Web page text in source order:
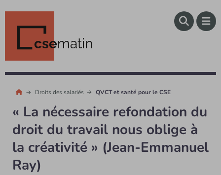
csematin
Droits des salariés QVCT et santé pour le CSE
« La nécessaire refondation du
droit du travail nous oblige à
la créativité » (Jean-Emmanuel
Ray)